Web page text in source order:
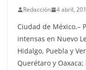
Redacción 4 abril,
Ciudad de México.–
intensas en Nuevo
Hidalgo, Puebla y
Querétaro y